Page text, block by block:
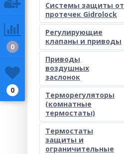
Системы защиты от
протечек Gidrolock
Регулирующие
клапаны и приводы
Приводы
воздушных
заслонок
Терморегуляторы
(комнатные
термостаты)
Термостаты
защиты и
ограничительные
0
0